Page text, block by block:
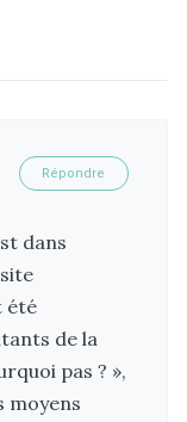
dans
été
de la
pas ? »,
moyens
Répondre